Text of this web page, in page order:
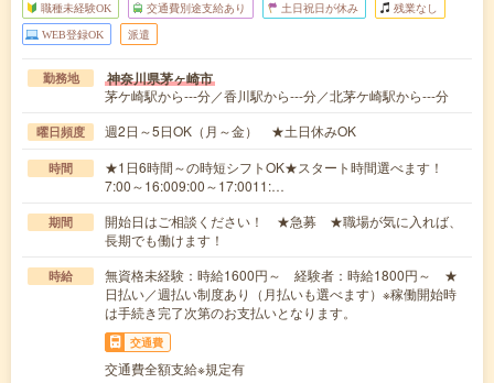
職種未経験OK 交通費別途支給あり 土日祝日が休み 残業なし
WEB登録OK 派遣
勤務地 神奈川県茅ヶ崎市
茅ケ崎駅から---分／香川駅から---分／北茅ケ崎駅から---分
曜日頻度 週2日～5日OK（月～金） ★土日休みOK
時間
★1日6時間～の時短シフトOK★スタート時間選べます！
7:00～16:009:00～17:0011:…
期間
開始日はご相談ください！ ★急募 ★職場が気に入れば、
長期でも働けます！
時給
無資格未経験：時給1600円～ 経験者：時給1800円～ ★
日払い／週払い制度あり（月払いも選べます）※稼働開始時
は手続き完了次第のお支払いとなります。
交通費
交通費全額支給※規定有